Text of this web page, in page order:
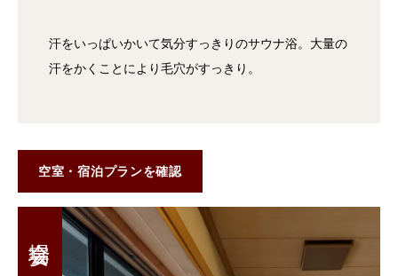
汗をいっぱいかいて気分すっきりのサウナ浴。大量の
汗をかくことにより毛穴がすっきり。
空室・宿泊プランを確認